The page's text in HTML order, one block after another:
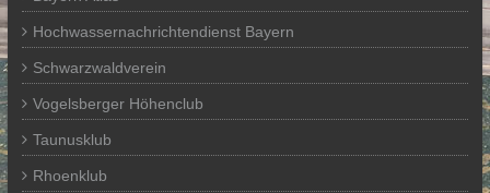
Hochwassernachrichtendienst Bayern
Schwarzwaldverein
Vogelsberger Höhenclub
Taunusklub
Rhoenklub